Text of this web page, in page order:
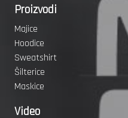
Proizvodi
Majice
Hoodice
Sweatshirt
Šilterice
Maskice
Video